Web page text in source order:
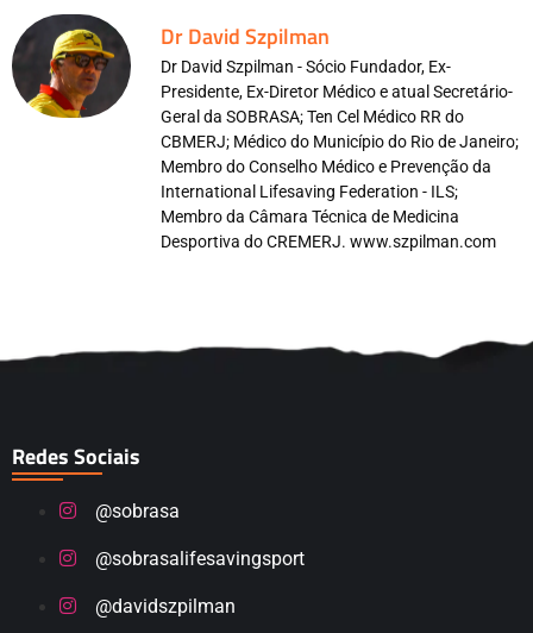
Dr David Szpilman
Dr David Szpilman - Sócio Fundador, Ex-
Presidente, Ex-Diretor Médico e atual Secretário-
Geral da SOBRASA; Ten Cel Médico RR do
CBMERJ; Médico do Município do Rio de Janeiro;
Membro do Conselho Médico e Prevenção da
International Lifesaving Federation - ILS;
Membro da Câmara Técnica de Medicina
Desportiva do CREMERJ. www.szpilman.com
Redes Sociais
@sobrasa
@sobrasalifesavingsport
@davidszpilman